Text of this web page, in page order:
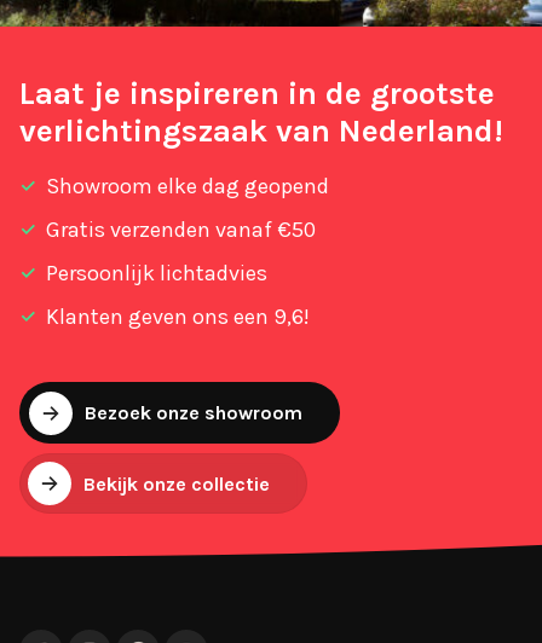
Laat je inspireren in de grootste
verlichtingszaak van Nederland!
Showroom elke dag geopend
Gratis verzenden vanaf €50
Persoonlijk lichtadvies
Klanten geven ons een 9,6!
Bezoek onze showroom
Bekijk onze collectie